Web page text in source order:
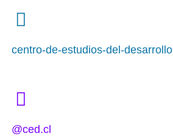
centro-de-estudios-del-desarrollo
@ced.cl